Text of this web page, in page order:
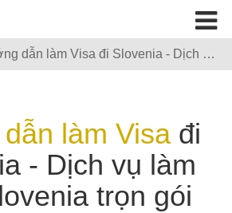
dẫn làm Visa đi Slovenia - Dịch vụ
làm Visađi
- Dịch vụ làm
trọn gói